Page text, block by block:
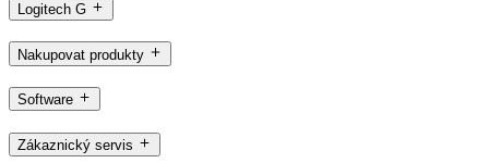
Logitech G
Nakupovat produkty
Software
Zákaznický servis